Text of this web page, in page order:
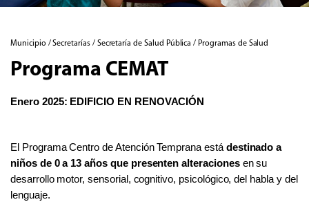
Municipio / Secretarías / Secretaría de Salud Pública / Programas de Salud
Programa CEMAT
Enero 2025: EDIFICIO EN RENOVACIÓN
El Programa Centro de Atención Temprana está destinado a
niños de 0 a 13 años que presenten alteraciones en su
desarrollo motor, sensorial, cognitivo, psicológico, del habla y del
lenguaje.